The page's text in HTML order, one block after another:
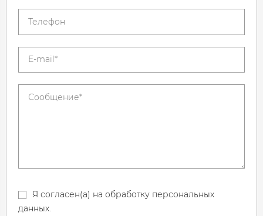
Я согласен(а) на обработку персональных
данных.